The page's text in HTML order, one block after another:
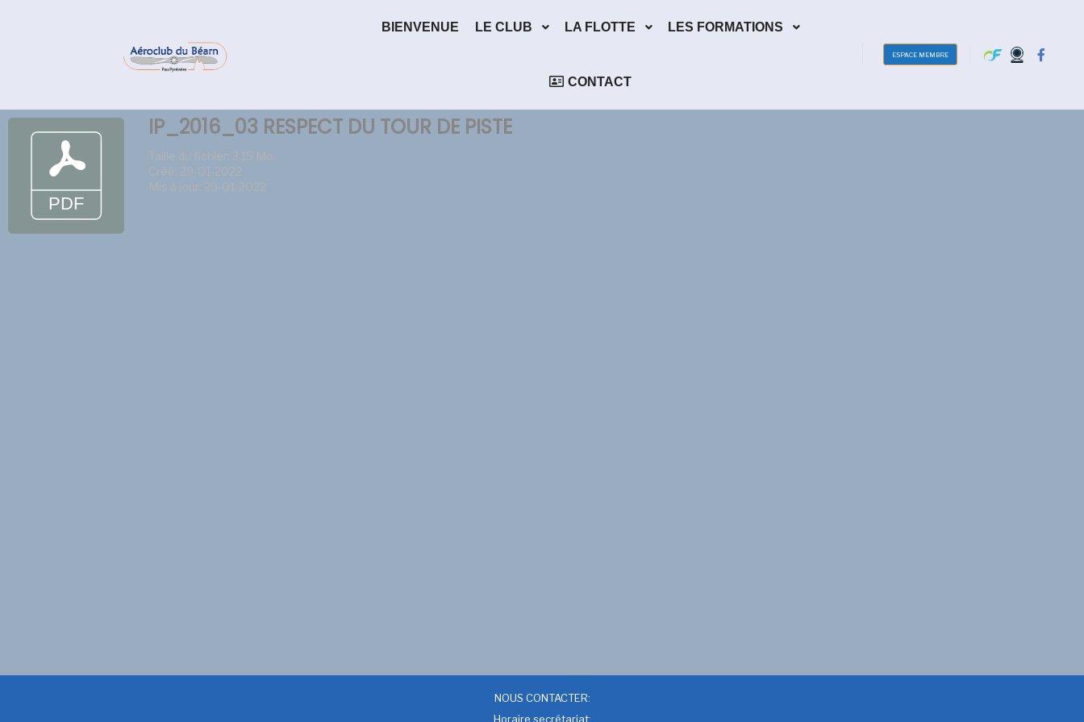
BIENVENUE LE CLUB LA FLOTTE LES FORMATIONS
CONTACT
ESPACE MEMBRE
IP_2016_03 RESPECT DU TOUR DE PISTE
Taille du fichier: 3.15 Mo
Créé: 29-01-2022
Mis à jour: 29-01-2022
NOUS CONTACTER:
Horaire secrétariat: